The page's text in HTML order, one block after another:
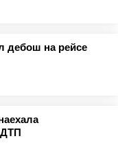
дебош на рейсе
ДТП